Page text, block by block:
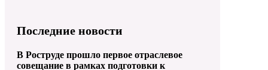
Последние новости
В Роструде прошло первое отраслевое
совещание в рамках подготовки к